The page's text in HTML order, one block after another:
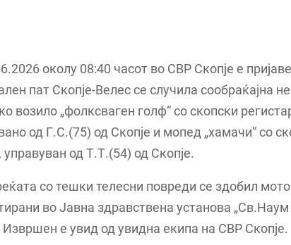
околу 08:40 часот во СВР Скопје е
пат Скопје-Велес се случила сообраќајна
возило „фолксваген голф“ со скопски
од Г.С.(75) од Скопје и мопед „хамачи“ со
управуван од Т.Т.(54) од Скопје.
со тешки телесни повреди се здобил
во Јавна здравствена установа
Извршен е увид од увидна екипа на СВР Скопје.